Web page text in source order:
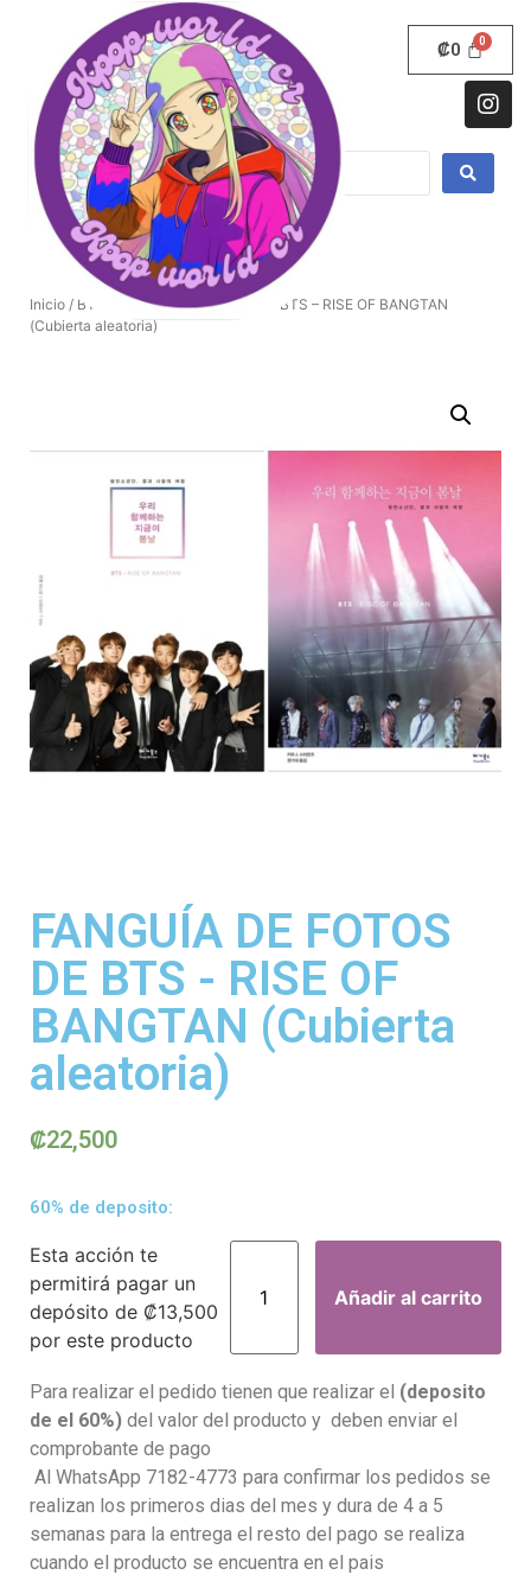
₡0
Inicio / BTS
/ FANGUÍA DE FOTOS DE BTS – RISE OF BANGTAN
(Cubierta aleatoria)
FANGUÍA DE FOTOS
DE BTS - RISE OF
BANGTAN (Cubierta
aleatoria)
₡22,500
60% de deposito:
Esta acción te
permitirá pagar un
depósito de ₡13,500
por este producto
Añadir al carrito
Para realizar el pedido tienen que realizar el (deposito
de el 60%) del valor del producto y deben enviar el
comprobante de pago
Al WhatsApp 7182-4773 para confirmar los pedidos se
realizan los primeros dias del mes y dura de 4 a 5
semanas para la entrega el resto del pago se realiza
cuando el producto se encuentra en el pais